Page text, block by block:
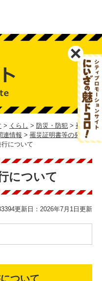
> くらし > 防災・防犯 > 被災
連情報 > 罹災証明書等の発行
について
について
更新日：2026年7月1日更新
ついて